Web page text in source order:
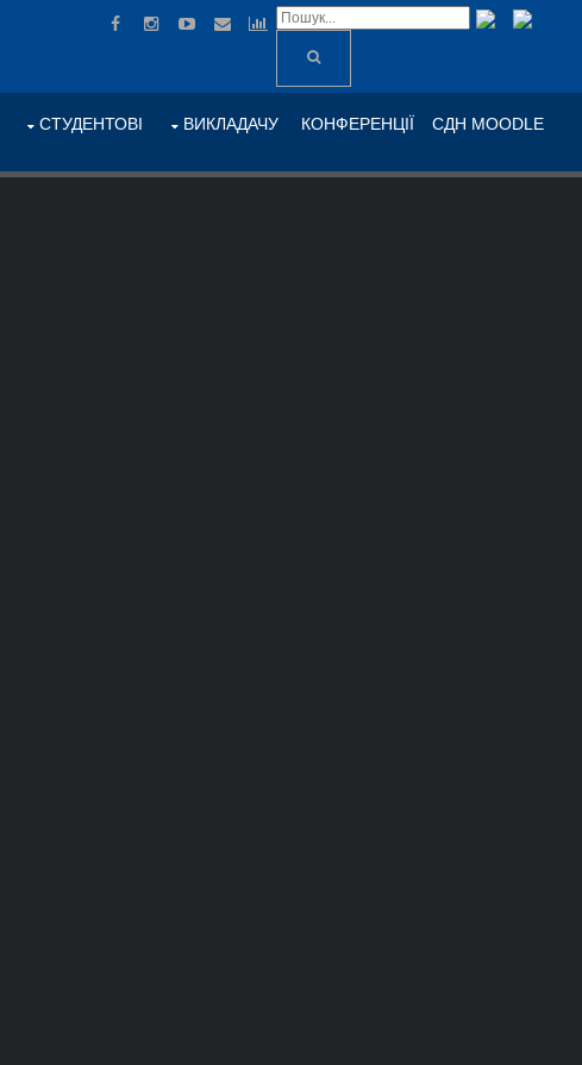
СТУДЕНТОВІ ВИКЛАДАЧУ КОНФЕРЕНЦІЇ СДН MOODLE